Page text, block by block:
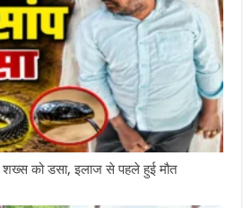
को डसा, इलाज से पहले हुई मौत